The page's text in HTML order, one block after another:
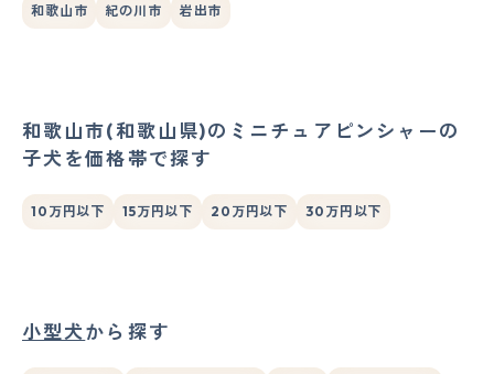
和歌山市 紀の川市 岩出市
和歌山市(和歌山県)のミニチュアピンシャーの
子犬を価格帯で探す
10万円以下 15万円以下 20万円以下 30万円以下
小型犬から探す